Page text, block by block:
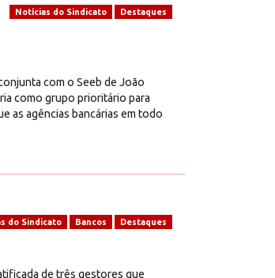
Notícias do Sindicato Destaques
com o Seeb de João
como grupo prioritário para
as agências bancárias em todo
do Sindicato Bancos Destaques
de três gestores que